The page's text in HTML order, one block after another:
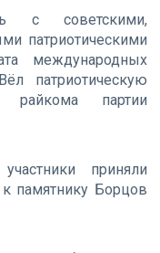
с советскими,
патриотическими
международных
патриотическую
райкома партии
приняли
памятнику Борцов